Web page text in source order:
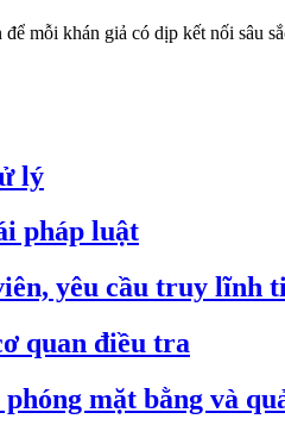
mỗi khán giả có dịp kết nối sâu
lý
pháp luật
yêu cầu truy lĩnh
quan điều tra
mặt bằng và